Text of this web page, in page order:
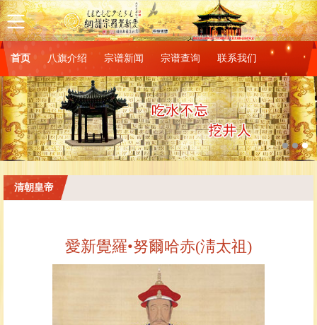
首页 八旗介绍 宗谱新闻 宗谱查询 联系我们
清朝皇帝
愛新覺羅•努爾哈赤(淸太祖)